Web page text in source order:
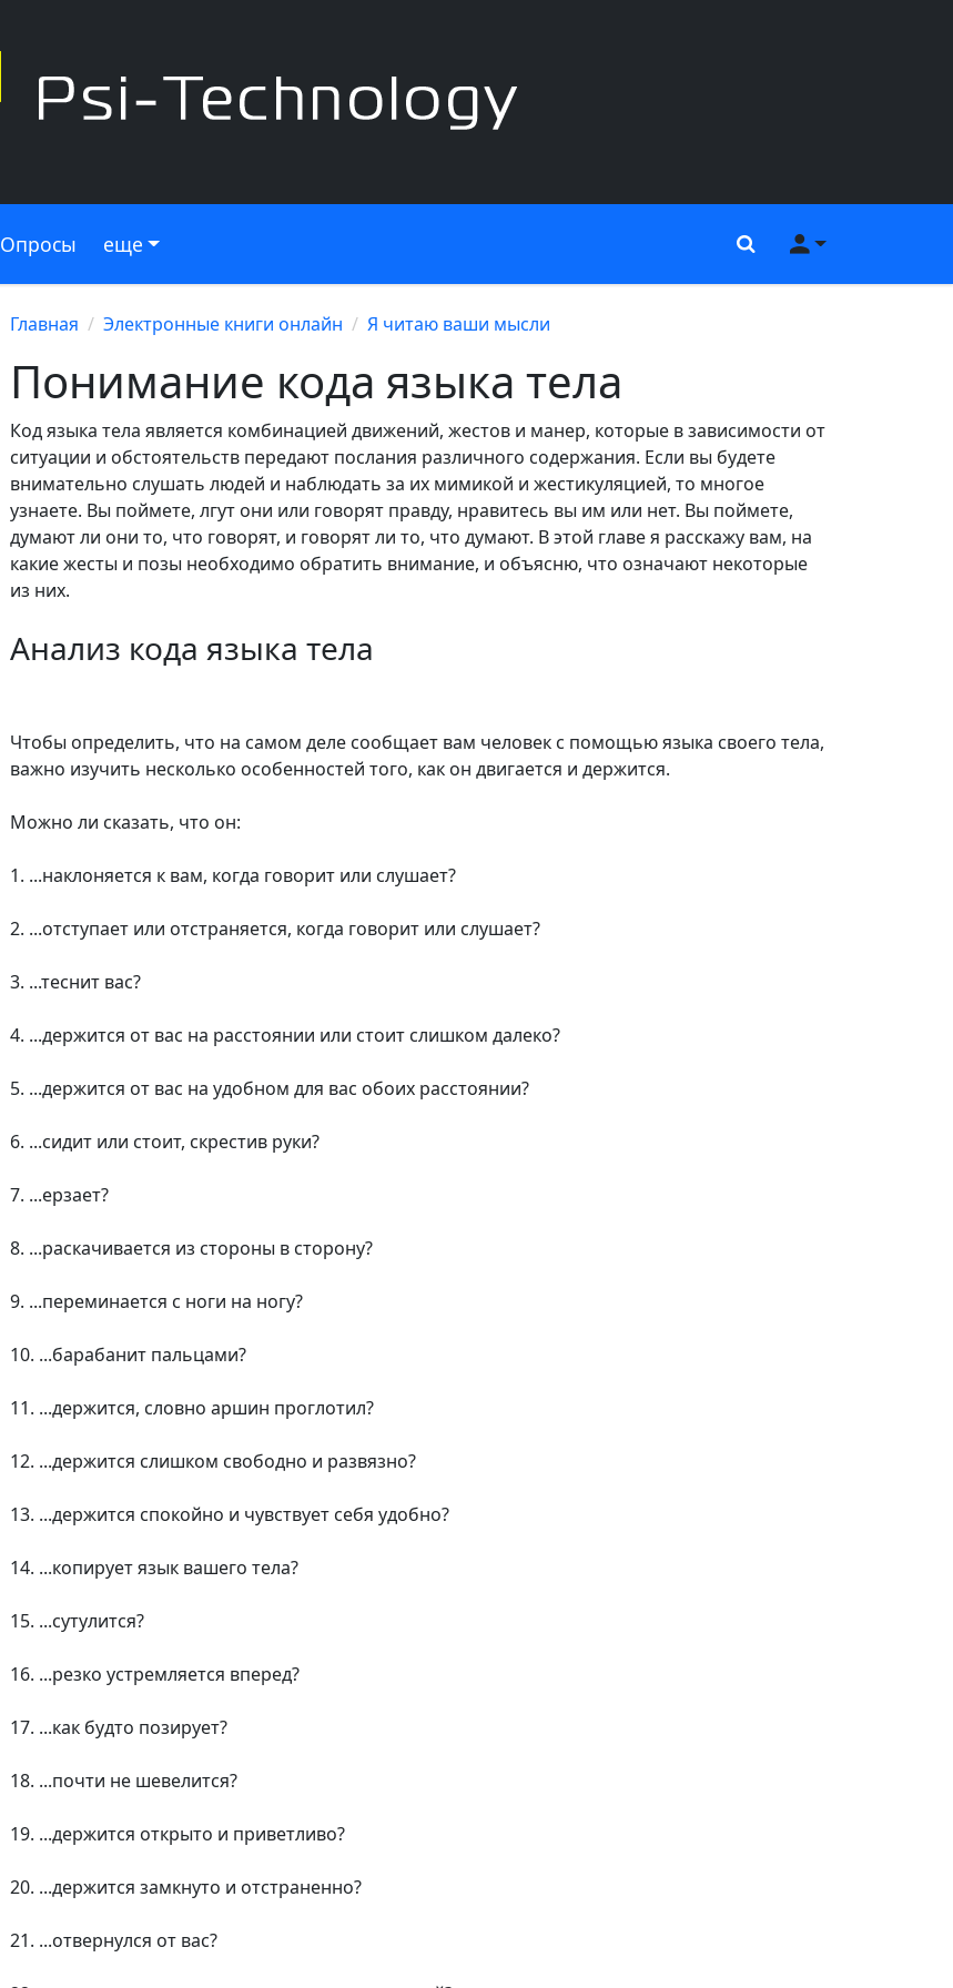
Опросы еще ПоискМеню
Главная Электронные книги онлайн Я читаю ваши мысли
Понимание кода языка тела
Код языка тела является комбинацией движений, жестов и манер, которые в зависимости от
ситуации и обстоятельств передают послания различного содержания. Если вы будете
внимательно слушать людей и наблюдать за их мимикой и жестикуляцией, то многое
узнаете. Вы поймете, лгут они или говорят правду, нравитесь вы им или нет. Вы поймете,
думают ли они то, что говорят, и говорят ли то, что думают. В этой главе я расскажу вам, на
какие жесты и позы необходимо обратить внимание, и объясню, что означают некоторые
из них.
Анализ кода языка тела
Чтобы определить, что на самом деле сообщает вам человек с помощью языка своего тела,
важно изучить несколько особенностей того, как он двигается и держится.
Можно ли сказать, что он:
1. ...наклоняется к вам, когда говорит или слушает?
2. ...отступает или отстраняется, когда говорит или слушает?
3. ...теснит вас?
4. ...держится от вас на расстоянии или стоит слишком далеко?
5. ...держится от вас на удобном для вас обоих расстоянии?
6. ...сидит или стоит, скрестив руки?
7. ...ерзает?
8. ...раскачивается из стороны в сторону?
9. ...переминается с ноги на ногу?
10. ...барабанит пальцами?
11. ...держится, словно аршин проглотил?
12. ...держится слишком свободно и развязно?
13. ...держится спокойно и чувствует себя удобно?
14. ...копирует язык вашего тела?
15. ...сутулится?
16. ...резко устремляется вперед?
17. ...как будто позирует?
18. ...почти не шевелится?
19. ...держится открыто и приветливо?
20. ...держится замкнуто и отстраненно?
21. ...отвернулся от вас?